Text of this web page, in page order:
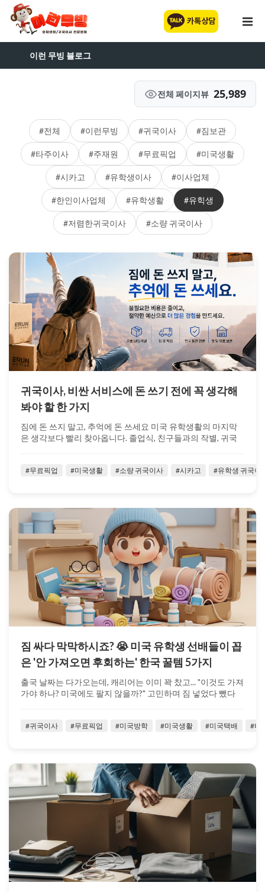
이런 무빙 블로그
전체 페이지뷰 25,989
#전체 #이런무빙 #귀국이사 #짐보관
#타주이사 #주재원 #무료픽업 #미국생활
#시카고 #유학생이사 #이사업체
#한인이사업체 #유학생활 #유힉생
#저렴한귀국이사 #소량 귀국이사
귀국이사, 비싼 서비스에 돈 쓰기 전에 꼭 생각해
봐야 할 한 가지
짐에 돈 쓰지 말고, 추억에 돈 쓰세요 미국 유학생활의 마지막
은 생각보다 빨리 찾아옵니다. 졸업식, 친구들과의 작별, 귀국
#무료픽업 #미국생활 #소량 귀국이사 #시카고 #유학생 귀국이
짐 싸다 막막하시죠? 😭 미국 유학생 선배들이 꼽
은 '안 가져오면 후회하는' 한국 꿀템 5가지
출국 날짜는 다가오는데, 캐리어는 이미 꽉 찼고... "이것도 가져
가야 하나? 미국에도 팔지 않을까?" 고민하며 짐 넣었다 뺐다
#귀국이사 #무료픽업 #미국방학 #미국생활 #미국택배 #벼